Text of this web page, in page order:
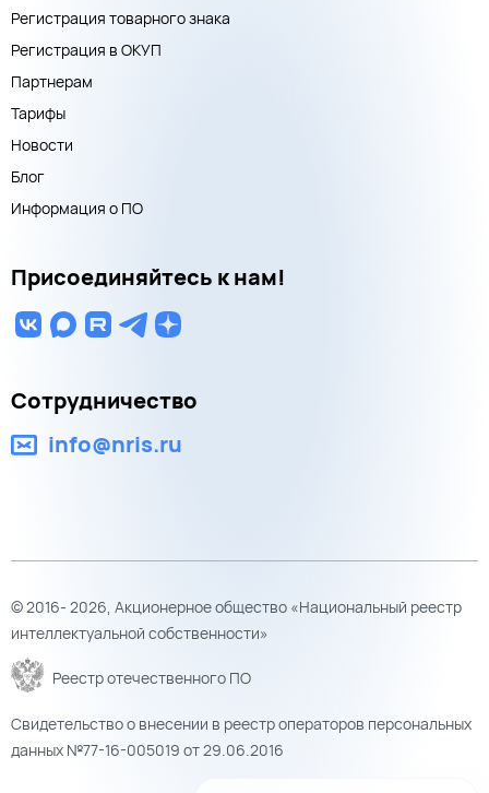
Регистрация товарного знака
Регистрация в ОКУП
Партнерам
Тарифы
Новости
Блог
Информация о ПО
Присоединяйтесь к нам!
Сотрудничество
info@nris.ru
© 2016- 2026, Акционерное общество «Национальный реестр
интеллектуальной собственности»
Реестр отечественного ПО
Свидетельство о внесении в реестр операторов персональных
данных №77-16-005019 от 29.06.2016